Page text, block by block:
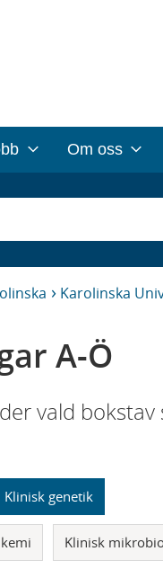
Om oss
Karolinska
A-Ö
vald bokstav
Klinisk genetik
Klinisk